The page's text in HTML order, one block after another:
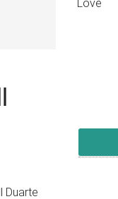
Duarte